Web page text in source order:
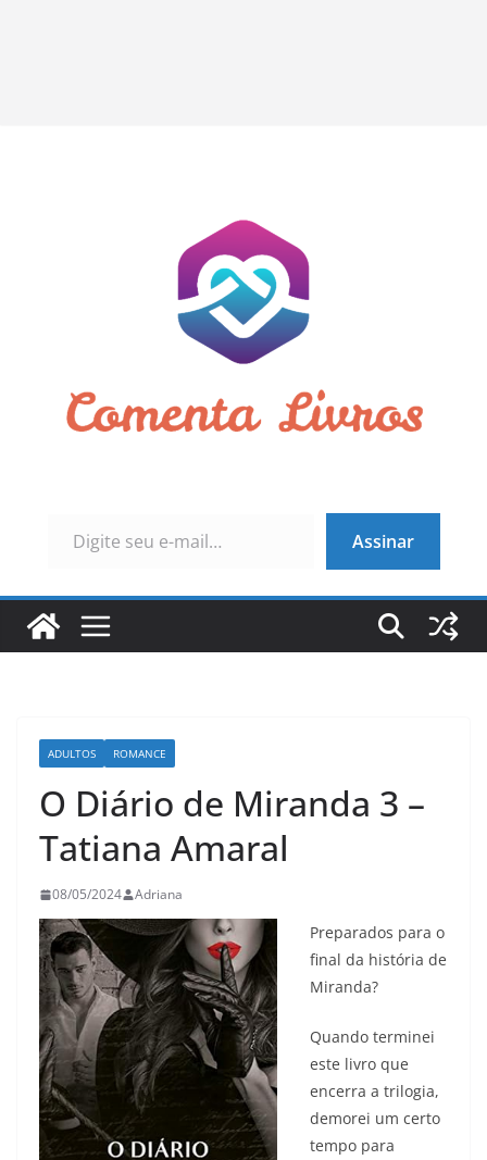
Assinar
ADULTOS ROMANCE
O Diário de Miranda 3 –
Tatiana Amaral
08/05/2024 Adriana
Preparados para o
final da história de
Miranda?
Quando terminei
este livro que
encerra a trilogia,
demorei um certo
tempo para